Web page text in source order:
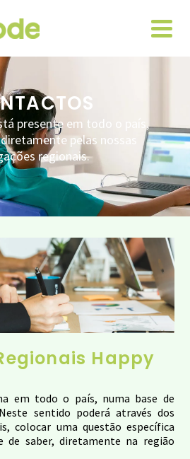
presente em todo o país,
pelas nossas
regionais.
Happy
em todo o país, numa base de
sentido poderá através dos
colocar uma questão específica
de saber, diretamente na região